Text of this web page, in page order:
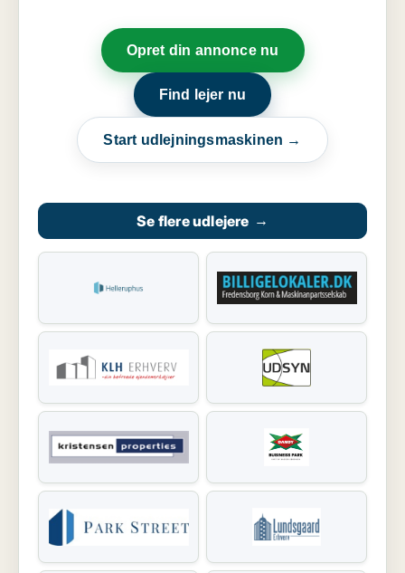
Opret din annonce nu
Find lejer nu
Start udlejningsmaskinen →
Se flere udlejere →